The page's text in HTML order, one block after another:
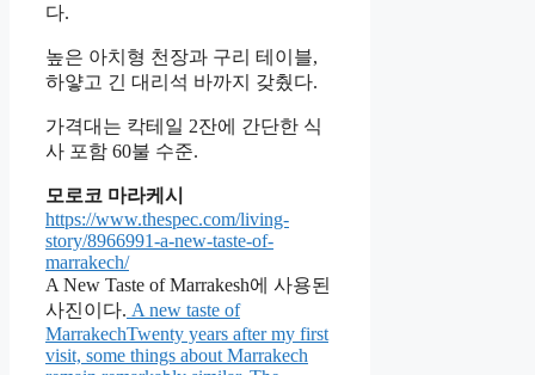
다.
높은 아치형 천장과 구리 테이블,
하얗고 긴 대리석 바까지 갖췄다.
가격대는 칵테일 2잔에 간단한 식
사 포함 60불 수준.
모로코 마라케시
https://www.thespec.com/living-
story/8966991-a-new-taste-of-
marrakech/
A New Taste of Marrakesh에 사용된
사진이다. A new taste of
MarrakechTwenty years after my first
visit, some things about Marrakech